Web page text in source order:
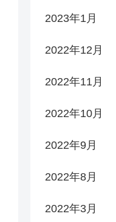
2023年1月
2022年12月
2022年11月
2022年10月
2022年9月
2022年8月
2022年3月